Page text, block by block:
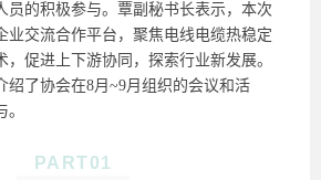
员的积极参与。覃副秘书长表示，本次
业交流合作平台，聚焦电线电缆热稳定
，促进上下游协同，探索行业新发展。
绍了协会在8月~9月组织的会议和活
PART01